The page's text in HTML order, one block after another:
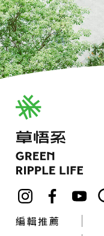
編輯推薦